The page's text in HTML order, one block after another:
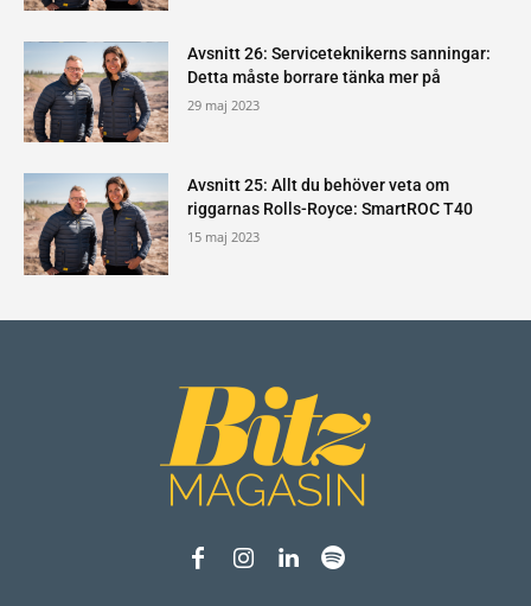
Avsnitt 26: Serviceteknikerns sanningar:
Detta måste borrare tänka mer på
29 maj 2023
Avsnitt 25: Allt du behöver veta om
riggarnas Rolls-Royce: SmartROC T40
15 maj 2023